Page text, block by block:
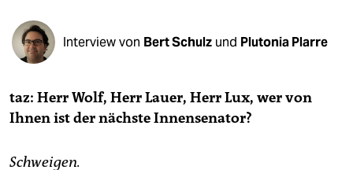
fragen & hilfe
unterstützen
genossenschaft
Interview von Bert Schulz und Plutonia Plarre
taz: Herr Wolf, Herr Lauer, Herr Lux, wer von
Ihnen ist der nächs­te In­nen­se­na­tor?
Schwei­gen.